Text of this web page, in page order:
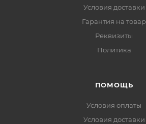
Условия доставки
Гарантия на товар
Реквизиты
Политика
ПОМОЩЬ
Условия оплаты
Условия доставки